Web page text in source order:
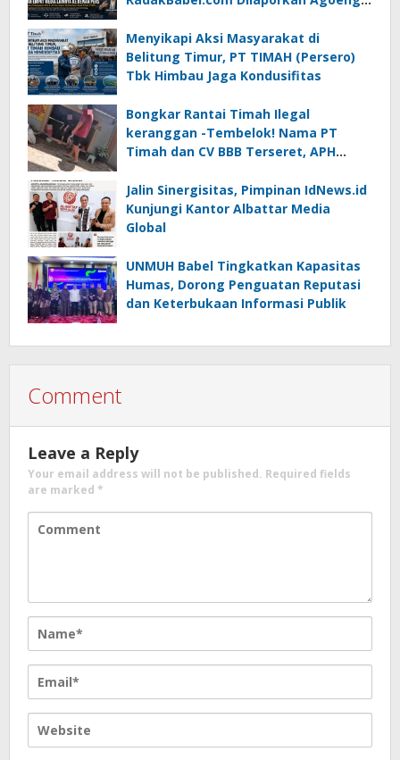
Menyikapi Aksi Masyarakat di
Belitung Timur, PT TIMAH (Persero)
Tbk Himbau Jaga Kondusifitas
Bongkar Rantai Timah Ilegal
keranggan -Tembelok! Nama PT
Timah dan CV BBB Terseret, APH
Jalin Sinergisitas, Pimpinan IdNews.id
Kunjungi Kantor Albattar Media
Global
UNMUH Babel Tingkatkan Kapasitas
Humas, Dorong Penguatan Reputasi
dan Keterbukaan Informasi Publik
Comment
Leave a Reply
Your email address will not be published. Required fields
are marked *